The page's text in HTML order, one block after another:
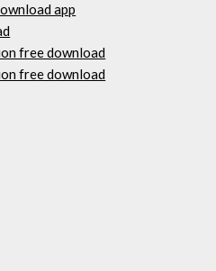
app
free download
free download